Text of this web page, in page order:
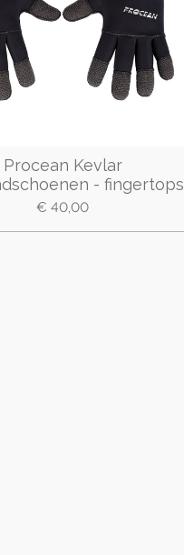
Procean Kevlar
- fingertops
€ 40,00